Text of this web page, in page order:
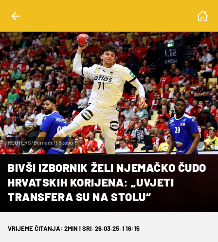
REUTERS/Bernadett Szabo
BIVŠI IZBORNIK ŽELI NJEMAČKO ČUDO
HRVATSKIH KORIJENA: „UVJETI
TRANSFERA SU NA STOLU“
VRIJEME ČITANJA: 2MIN | SRI. 26.03.25. | 16:15